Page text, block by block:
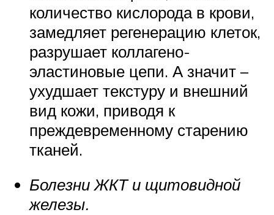
количество кислорода в крови,
замедляет регенерацию клеток,
разрушает коллагено-
эластиновые цепи. А значит –
ухудшает текстуру и внешний
вид кожи, приводя к
преждевременному старению
тканей.
Болезни ЖКТ и щитовидной
железы.